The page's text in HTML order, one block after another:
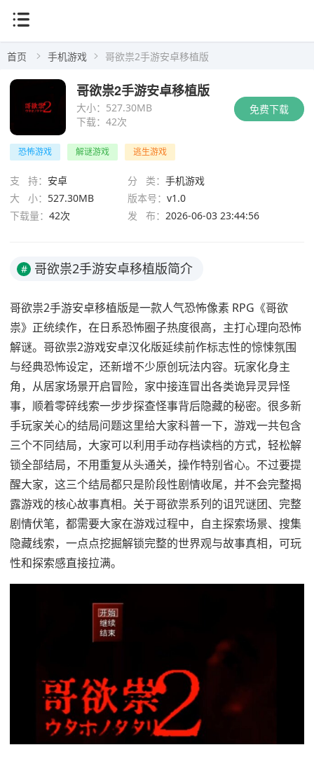
首页 手机游戏 哥欲祟2手游安卓移植版
免费下载
大小： 527.30MB
下载： 42次
哥欲祟2手游安卓移植版
恐怖游戏 解谜游戏 逃生游戏
支 持： 安卓 分 类： 手机游戏
大 小： 527.30MB 版本号： v1.0
下载量： 42次 发 布： 2026-06-03 23:44:56
# 哥欲祟2手游安卓移植版简介
哥欲祟2手游安卓移植版是一款人气恐怖像素 RPG《哥欲
祟》正统续作，在日系恐怖圈子热度很高，主打心理向恐怖
解谜。哥欲祟2游戏安卓汉化版延续前作标志性的惊悚氛围
与经典恐怖设定，还新增不少原创玩法内容。玩家化身主
角，从居家场景开启冒险，家中接连冒出各类诡异灵异怪
事，顺着零碎线索一步步探查怪事背后隐藏的秘密。很多新
手玩家关心的结局问题这里给大家科普一下，游戏一共包含
三个不同结局，大家可以利用手动存档读档的方式，轻松解
锁全部结局，不用重复从头通关，操作特别省心。不过要提
醒大家，这三个结局都只是阶段性剧情收尾，并不会完整揭
露游戏的核心故事真相。关于哥欲祟系列的诅咒谜团、完整
剧情伏笔，都需要大家在游戏过程中，自主探索场景、搜集
隐藏线索，一点点挖掘解锁完整的世界观与故事真相，可玩
性和探索感直接拉满。